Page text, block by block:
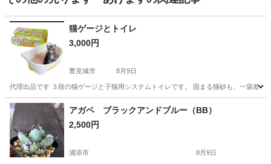
猫ゲージとトイレ
3,000円
豊見城市 8月9日
代理出品です ３段の猫ゲージと子猫用システムトイレです。 固まる猫砂も、一袋差
沖縄 豊見城市 その他
アガベ ブラックアンドブルー（BB）
2,500円
浦添市 8月9日